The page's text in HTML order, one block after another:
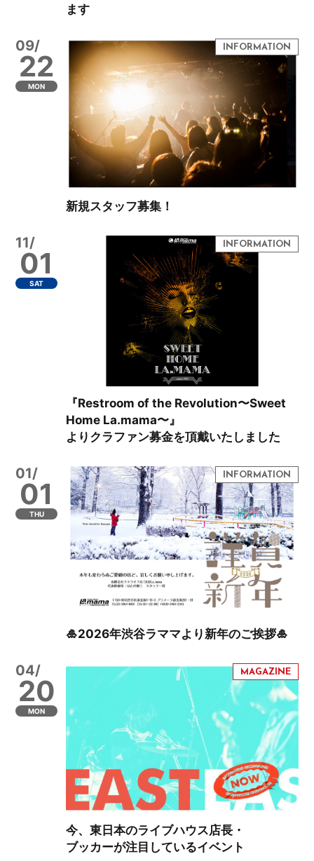
ます
09/
22
MON
新規スタッフ募集！
11/
01
SAT
『Restroom of the Revolution〜Sweet
Home La.mama〜』
よりクラファン募金を頂戴いたしました
01/
01
THU
🎍2026年渋谷ラママより新年のご挨拶🎍
04/
20
MON
今、東日本のライブハウス店長・
ブッカーが注目しているイベント